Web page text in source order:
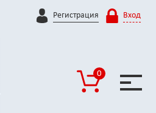
Регистрация Вход
0